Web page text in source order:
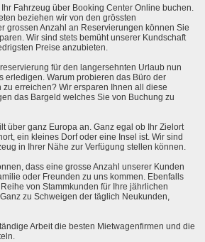
Fahrzeug über Booking Center Online buchen.
beziehen wir von den grössten
grossen Anzahl an Reservierungen können Sie
Wir sind stets bemüht unserer Kundschaft
Preise anzubieten.
für den langersehnten Urlaub nun
erledigen. Warum probieren das Büro der
zu erreichen? Wir ersparen Ihnen all diese
das Bargeld welches Sie von Buchung zu
über ganz Europa an. Ganz egal ob Ihr Zielort
ein kleines Dorf oder eine Insel ist. Wir sind
in Ihrer Nähe zur Verfügung stellen können.
dass eine grosse Anzahl unserer Kunden
oder Freunden zu uns kommen. Ebenfalls
von Stammkunden für Ihre jährlichen
zu Schweigen der täglich Neukunden,
Arbeit die besten Mietwagenfirmen und die